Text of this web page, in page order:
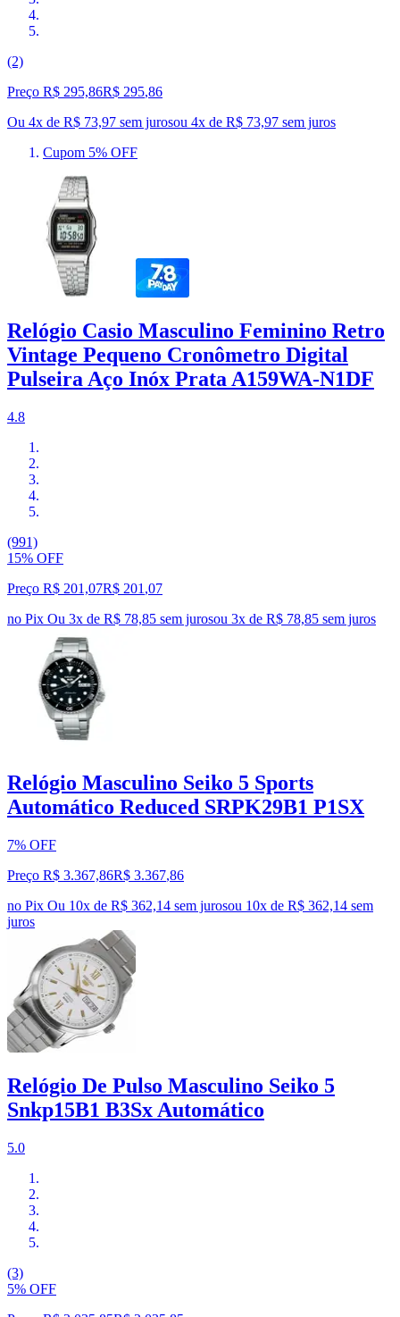
(2)
Preço R$ 295,86R$ 295,86
Ou 4x de R$ 73,97 sem jurosou 4x de R$ 73,97 sem juros
Cupom 5% OFF
Relógio Casio Masculino Feminino Retro
Vintage Pequeno Cronômetro Digital
Pulseira Aço Inóx Prata A159WA-N1DF
4.8
(991)
15% OFF
Preço R$ 201,07R$ 201 ,07
no Pix Ou 3x de R$ 78,85 sem jurosou 3x de R$ 78,85 sem juros
Relógio Masculino Seiko 5 Sports
Automático Reduced SRPK29B1 P1SX
7% OFF
Preço R$ 3.367,86R$ 3.367,86
no Pix Ou 10x de R$ 362,14 sem jurosou 10x de R$ 362,14 sem
juros
Relógio De Pulso Masculino Seiko 5
Snkp15B1 B3Sx Automático
5.0
(3)
5% OFF